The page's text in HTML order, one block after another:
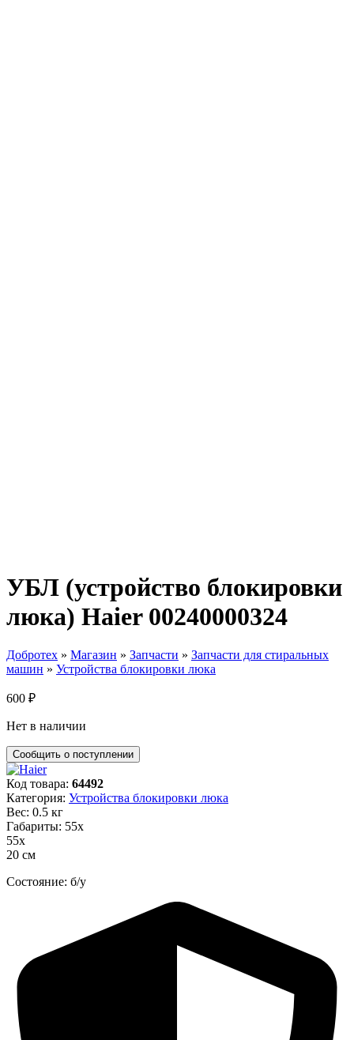
УБЛ (устройство блокировки
люка) Haier 00240000324
Добротех » Магазин » Запчасти » Запчасти для стиральных
машин » Устройства блокировки люка
600 ₽
Нет в наличии
Код товара: 64492
Категория: Устройства блокировки люка
Вес: 0.5 кг
Габариты: 55х
55х
20 см
Состояние: б/у